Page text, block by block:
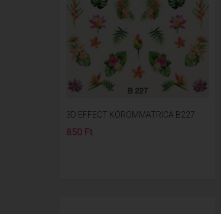
3D EFFECT KÖRÖMMATRICA B227
850 Ft